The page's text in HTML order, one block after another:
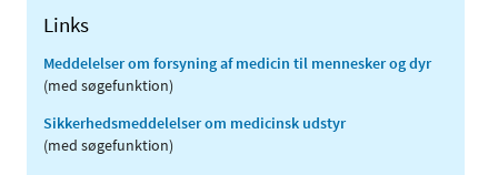
Links
Meddelelser om forsyning af medicin til mennesker og dyr
(med søgefunktion)
Sikkerhedsmeddelelser om medicinsk udstyr
(med søgefunktion)